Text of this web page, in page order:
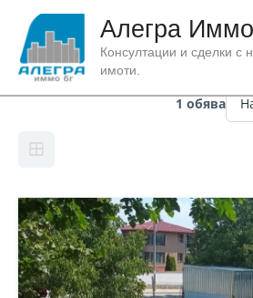
content
Алегра
Консултации и сделки с
имоти.
Оборудване: Трифазен ток
1 обява